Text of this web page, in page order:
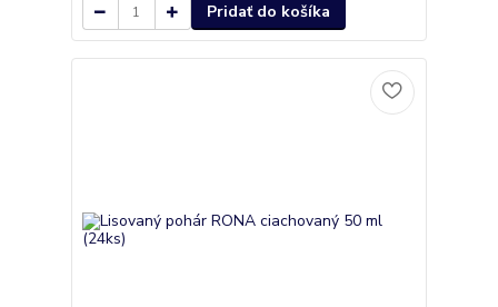
Pridať do košíka